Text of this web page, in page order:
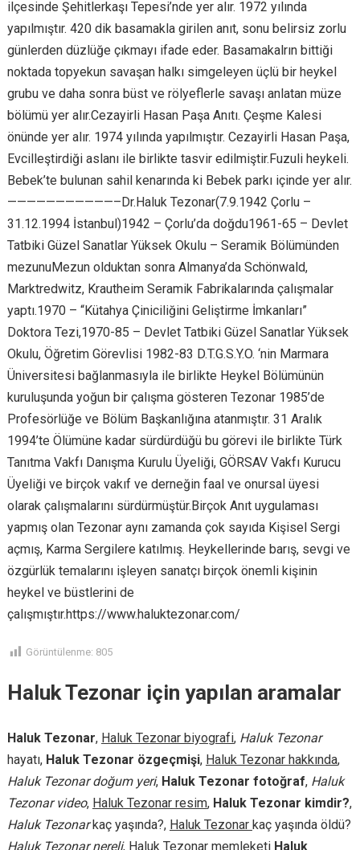
ilçesinde Şehitlerkaşı Tepesi’nde yer alır. 1972 yılında
yapılmıştır. 420 dik basamakla girilen anıt, sonu belirsiz zorlu
günlerden düzlüğe çıkmayı ifade eder. Basamakalrın bittiği
noktada topyekun savaşan halkı simgeleyen üçlü bir heykel
grubu ve daha sonra büst ve rölyeflerle savaşı anlatan müze
bölümü yer alır.Cezayirli Hasan Paşa Anıtı. Çeşme Kalesi
önünde yer alır. 1974 yılında yapılmıştır. Cezayirli Hasan Paşa,
Evcilleştirdiği aslanı ile birlikte tasvir edilmiştir.Fuzuli heykeli.
Bebek’te bulunan sahil kenarında ki Bebek parkı içinde yer alır.
———————————–Dr.Haluk Tezonar(7.9.1942 Çorlu –
31.12.1994 İstanbul)1942 – Çorlu’da doğdu1961-65 – Devlet
Tatbiki Güzel Sanatlar Yüksek Okulu – Seramik Bölümünden
mezunuMezun olduktan sonra Almanya’da Schönwald,
Marktredwitz, Krautheim Seramik Fabrikalarında çalışmalar
yaptı.1970 – “Kütahya Çiniciliğini Geliştirme İmkanları”
Doktora Tezi,1970-85 – Devlet Tatbiki Güzel Sanatlar Yüksek
Okulu, Öğretim Görevlisi 1982-83 D.T.G.S.Y.O. ‘nin Marmara
Üniversitesi bağlanmasıyla ile birlikte Heykel Bölümünün
kuruluşunda yoğun bir çalışma gösteren Tezonar 1985’de
Profesörlüğe ve Bölüm Başkanlığına atanmıştır. 31 Aralık
1994’te Ölümüne kadar sürdürdüğü bu görevi ile birlikte Türk
Tanıtma Vakfı Danışma Kurulu Üyeliği, GÖRSAV Vakfı Kurucu
Üyeliği ve birçok vakıf ve derneğin faal ve onursal üyesi
olarak çalışmalarını sürdürmüştür.Birçok Anıt uygulaması
yapmış olan Tezonar aynı zamanda çok sayıda Kişisel Sergi
açmış, Karma Sergilere katılmış. Heykellerinde barış, sevgi ve
özgürlük temalarını işleyen sanatçı birçok önemli kişinin
heykel ve büstlerini de
çalışmıştır.https://www.haluktezonar.com/
Görüntülenme: 805
Haluk Tezonar için yapılan aramalar
Haluk Tezonar, Haluk Tezonar biyografi, Haluk Tezonar
hayatı, Haluk Tezonar özgeçmişi, Haluk Tezonar hakkında,
Haluk Tezonar doğum yeri, Haluk Tezonar fotoğraf, Haluk
Tezonar video, Haluk Tezonar resim, Haluk Tezonar kimdir?,
Haluk Tezonarkaç yaşında?, Haluk Tezonar kaç yaşında öldü?
Haluk Tezonar nereli, Haluk Tezonar memleketi Haluk